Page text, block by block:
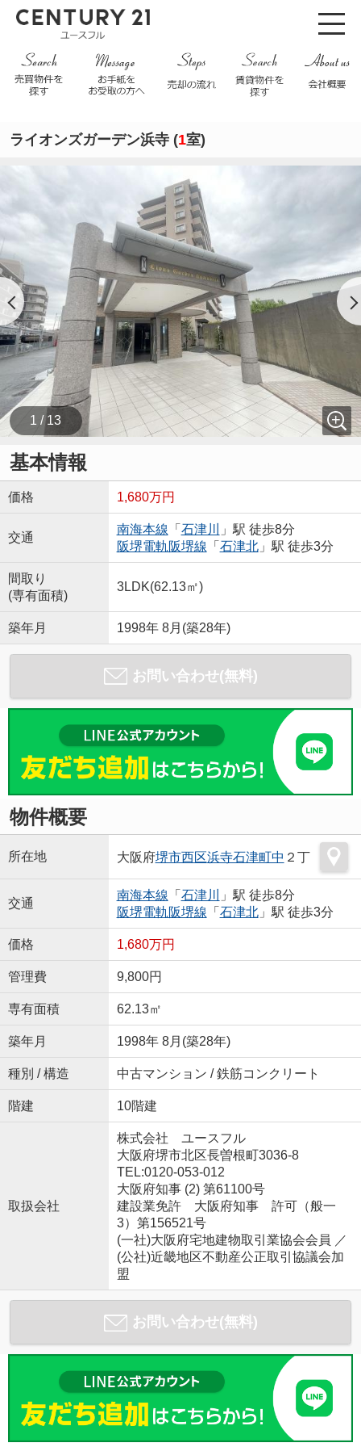
ライオンズガーデン浜寺 (1室)
1 / 13
基本情報
価格 1,680万円
交通
南海本線 「 石津川
」駅 徒歩8分
阪堺電軌阪堺線 「 石津北」駅 徒歩3分
間取り
(専有面積)
3LDK(62.13㎡)
築年月 1998年 8月(築28年)
お問い合わせ(無料)
物件概要
所在地 大阪府堺市西区浜寺石津町中 ２丁
交通
南海本線 「 石津川
」駅 徒歩8分
阪堺電軌阪堺線 「 石津北」駅 徒歩3分
価格 1,680万円
管理費 9,800円
専有面積 62.13㎡
築年月 1998年 8月(築28年)
種別 / 構造 中古マンション / 鉄筋コンクリート
階建 10階建
取扱会社
株式会社 ユースフル
大阪府堺市北区長曽根町3036-8
TEL:0120-053-012
大阪府知事 (2) 第61100号
建設業免許 大阪府知事 許可（般一
3）第156521号
(一社)大阪府宅地建物取引業協会会員 ／
(公社)近畿地区不動産公正取引協議会加
盟
お問い合わせ(無料)